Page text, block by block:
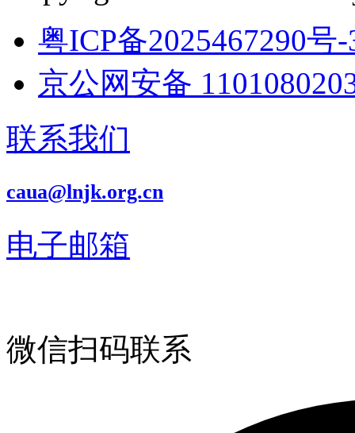
粤ICP备2025467290号-
京公网安备
联系我们
caua@lnjk.org.cn
电子邮箱
微信扫码联系